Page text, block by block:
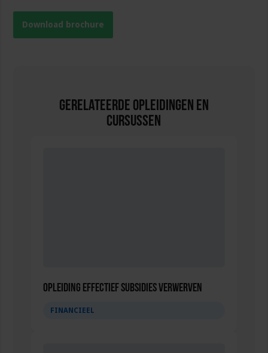
Download brochure
Gerelateerde Opleidingen en
Cursussen
Opleiding Effectief subsidies verwerven
FINANCIEEL